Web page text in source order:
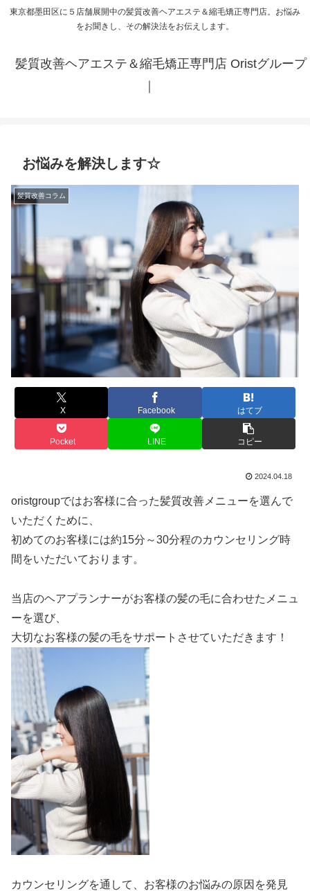
東京都墨田区に５店舗展開中の髪質改善ヘアエステ＆縮毛矯正専門店。お悩み
をお聞きし、その解決法をお伝えします。
髪質改善ヘアエステ＆縮毛矯正専門店 Oristグループ
お悩みを解決します☆
髪質改善コラム
X Facebook はてブ
Pocket LINE コピー
2024.04.18
oristgroupではお客様に合った髪質改善メニューを選んで
いただくために、
初めてのお客様には約15分～30分程のカウンセリング時
間をいただいております。
当店のヘアプランナーがお客様の髪の毛に合わせたメニュ
ーを選び、
大切なお客様の髪の毛をサポートさせていただきます！
カウンセリングを通して、お客様のお悩みの原因を発見